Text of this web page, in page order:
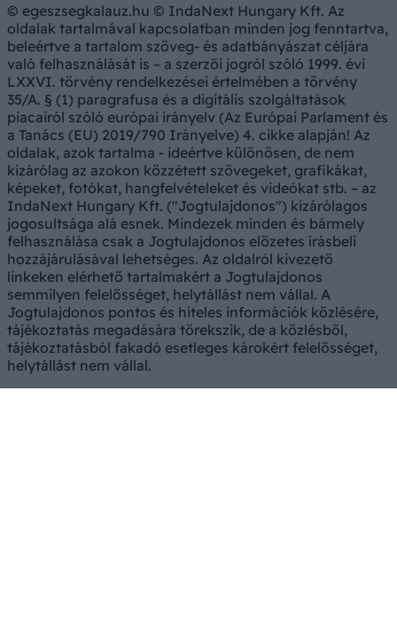
© egeszsegkalauz.hu © IndaNext Hungary Kft. Az
oldalak tartalmával kapcsolatban minden jog fenntartva,
beleértve a tartalom szöveg- és adatbányászat céljára
való felhasználását is – a szerzői jogról szóló 1999. évi
LXXVI. törvény rendelkezései értelmében a törvény
35/A. § (1) paragrafusa és a digitális szolgáltatások
piacairól szóló európai irányelv (Az Európai Parlament és
a Tanács (EU) 2019/790 Irányelve) 4. cikke alapján! Az
oldalak, azok tartalma - ideértve különösen, de nem
kizárólag az azokon közzétett szövegeket, grafikákat,
képeket, fotókat, hangfelvételeket és videókat stb. – az
IndaNext Hungary Kft. ("Jogtulajdonos") kizárólagos
jogosultsága alá esnek. Mindezek minden és bármely
felhasználása csak a Jogtulajdonos előzetes írásbeli
hozzájárulásával lehetséges. Az oldalról kivezető
linkeken elérhető tartalmakért a Jogtulajdonos
semmilyen felelősséget, helytállást nem vállal. A
Jogtulajdonos pontos és hiteles információk közlésére,
tájékoztatás megadására törekszik, de a közlésből,
tájékoztatásból fakadó esetleges károkért felelősséget,
helytállást nem vállal.